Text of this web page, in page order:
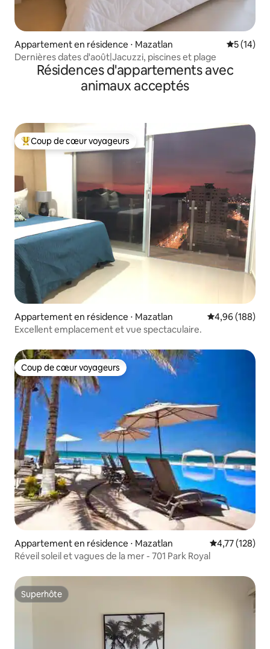
Appartement en résidence ⋅ Mazatlan
5 (14)
Dernières dates d'août|Jacuzzi, piscines et plage
Résidences d'appartements avec
animaux acceptés
Coups de cœur voyageurs les plus appréciés
Coup de cœur voyageurs
Appartement en résidence ⋅ Mazatlan Évaluation
4,96 (188)
Excellent emplacement et vue spectaculaire.
Coup de cœur voyageurs
Coup de cœur voyageurs
Appartement en résidence ⋅ Mazatlan Évaluation
4,77 (128)
Réveil soleil et vagues de la mer - 701 Park Royal
Superhôte
Superhôte